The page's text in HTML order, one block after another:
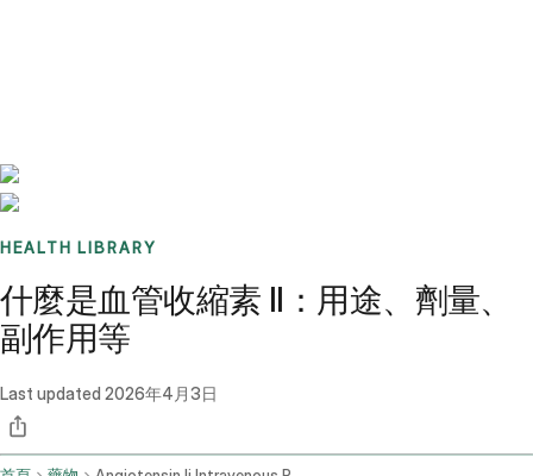
HEALTH LIBRARY
什麼是血管收縮素 II：用途、劑量、
副作用等
Last updated 2026年4月3日